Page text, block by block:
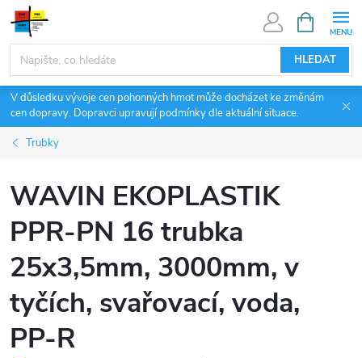
Přejít
obsah
HLEDAT
NÁKUPNÍ
KOŠÍK
V důsledku vývoje cen pohonných hmot může docházet ke změnám
cen dopravy. Dopravci upravují podmínky dle aktuální situace.
Trubky
WAVIN EKOPLASTIK
PPR-PN 16 trubka
25x3,5mm, 3000mm, v
tyčích, svařovací, voda,
PP-R